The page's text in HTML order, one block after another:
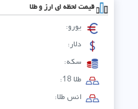
10
گزارش :برگزاری مانور
شهرستان رومشکان با
قیمت لحظه ای ارز و طلا
یورو:
دلار:
سکه:
طلا 18:
انس طلا: